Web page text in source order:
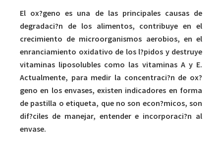
El ox?geno es una de las principales causas de
degradaci?n de los alimentos, contribuye en el
crecimiento de microorganismos aerobios, en el
enranciamiento oxidativo de los l?pidos y destruye
vitaminas liposolubles como las vitaminas A y E.
Actualmente, para medir la concentraci?n de ox?
geno en los envases, existen indicadores en forma
de pastilla o etiqueta, que no son econ?micos, son
dif?ciles de manejar, entender e incorporaci?n al
envase.